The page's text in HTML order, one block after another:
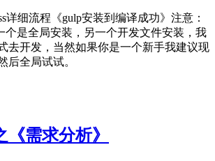
详细流程《gulp安装到编译成功》注意：
个是全局安装，另一个开发文件安装，我
去开发，当然如果你是一个新手我建议现
后全局试试。
需求分析》